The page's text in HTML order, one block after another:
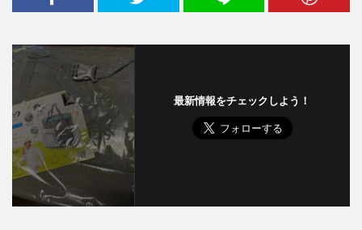
最新情報をチェックしよう！